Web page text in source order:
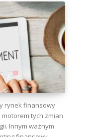
rynek finansowy
motorem tych zmian
Innym ważnym